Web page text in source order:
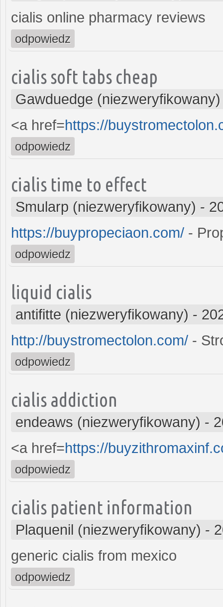
cialis online pharmacy reviews
odpowiedz
cialis soft tabs cheap
Gawduedge (niezweryfikowany)
<a href=https://
odpowiedz
cialis time to effect
Smularp (niezweryfikowany) -
https://buypropeciaon.com/ -
odpowiedz
liquid cialis
antifitte (niezweryfikowany) -
http://buystromectolon.com/ -
odpowiedz
cialis addiction
endeaws (niezweryfikowany) -
<a href=https://
odpowiedz
cialis patient information
Plaquenil (niezweryfikowany) -
generic cialis from mexico
odpowiedz